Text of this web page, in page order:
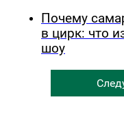
Почему
в цирк: что
шоу